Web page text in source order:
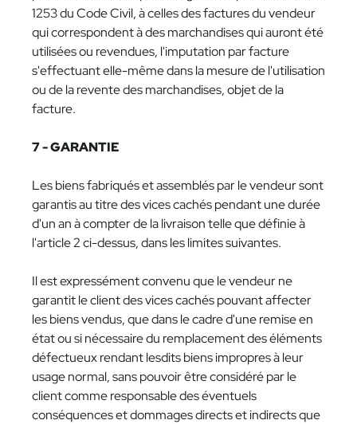
1253 du Code Civil, à celles des factures du vendeur
qui correspondent à des marchandises qui auront été
utilisées ou revendues, l'imputation par facture
s'effectuant elle-même dans la mesure de l'utilisation
ou de la revente des marchandises, objet de la
facture.
7 - GARANTIE
Les biens fabriqués et assemblés par le vendeur sont
garantis au titre des vices cachés pendant une durée
d'un an à compter de la livraison telle que définie à
l'article 2 ci-dessus, dans les limites suivantes.
Il est expressément convenu que le vendeur ne
garantit le client des vices cachés pouvant affecter
les biens vendus, que dans le cadre d'une remise en
état ou si nécessaire du remplacement des éléments
défectueux rendant lesdits biens impropres à leur
usage normal, sans pouvoir être considéré par le
client comme responsable des éventuels
conséquences et dommages directs et indirects que